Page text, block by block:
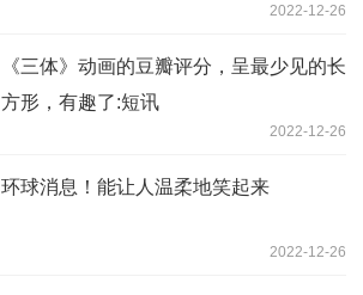
2022-12-26
《三体》动画的豆瓣评分，呈最少见的长
方形，有趣了:短讯
2022-12-26
环球消息！能让人温柔地笑起来
2022-12-26